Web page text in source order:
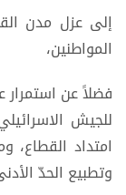
إلى عزل مدن
المواطنين،
فضلاً عن
للجيش
امتداد القطاع،
وتطبيع الحدّ